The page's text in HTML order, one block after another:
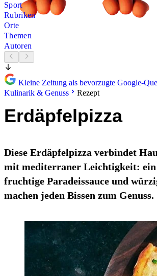
Sport
Rubriken
Orte
Themen
Autoren
Kleine Zeitung als bevorzugte Google-
Kulinarik & Genuss
Rezept
Erdäpfelpizza
Diese Erdäpfelpizza verbindet
mit mediterraner Leichtigkeit: ein
fruchtige Paradeissauce und
machen jeden Bissen zum Genuss.